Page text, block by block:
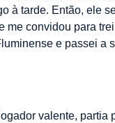
à tarde. Então, ele
me convidou para
e passei a
valente, partia